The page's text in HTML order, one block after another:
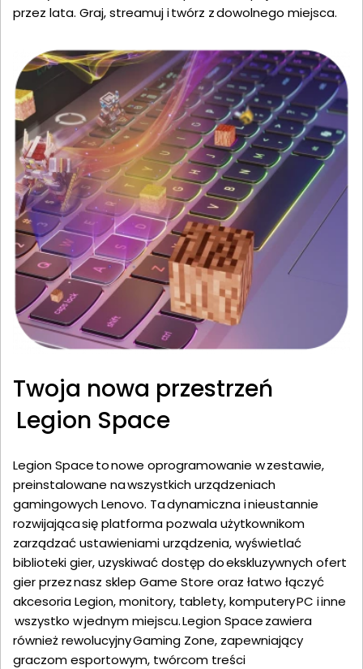
przez lata. Graj, streamuj i twórz z dowolnego miejsca.
Twoja nowa przestrzeń
Legion Space
Legion Space to nowe oprogramowanie w zestawie,
preinstalowane na wszystkich urządzeniach
gamingowych Lenovo. Ta dynamiczna i nieustannie
rozwijająca się platforma pozwala użytkownikom
zarządzać ustawieniami urządzenia, wyświetlać
biblioteki gier, uzyskiwać dostęp do ekskluzywnych ofert
gier przez nasz sklep Game Store oraz łatwo łączyć
akcesoria Legion, monitory, tablety, komputery PC i inne
wszystko w jednym miejscu. Legion Space zawiera
również rewolucyjny Gaming Zone, zapewniający
graczom esportowym, twórcom treści